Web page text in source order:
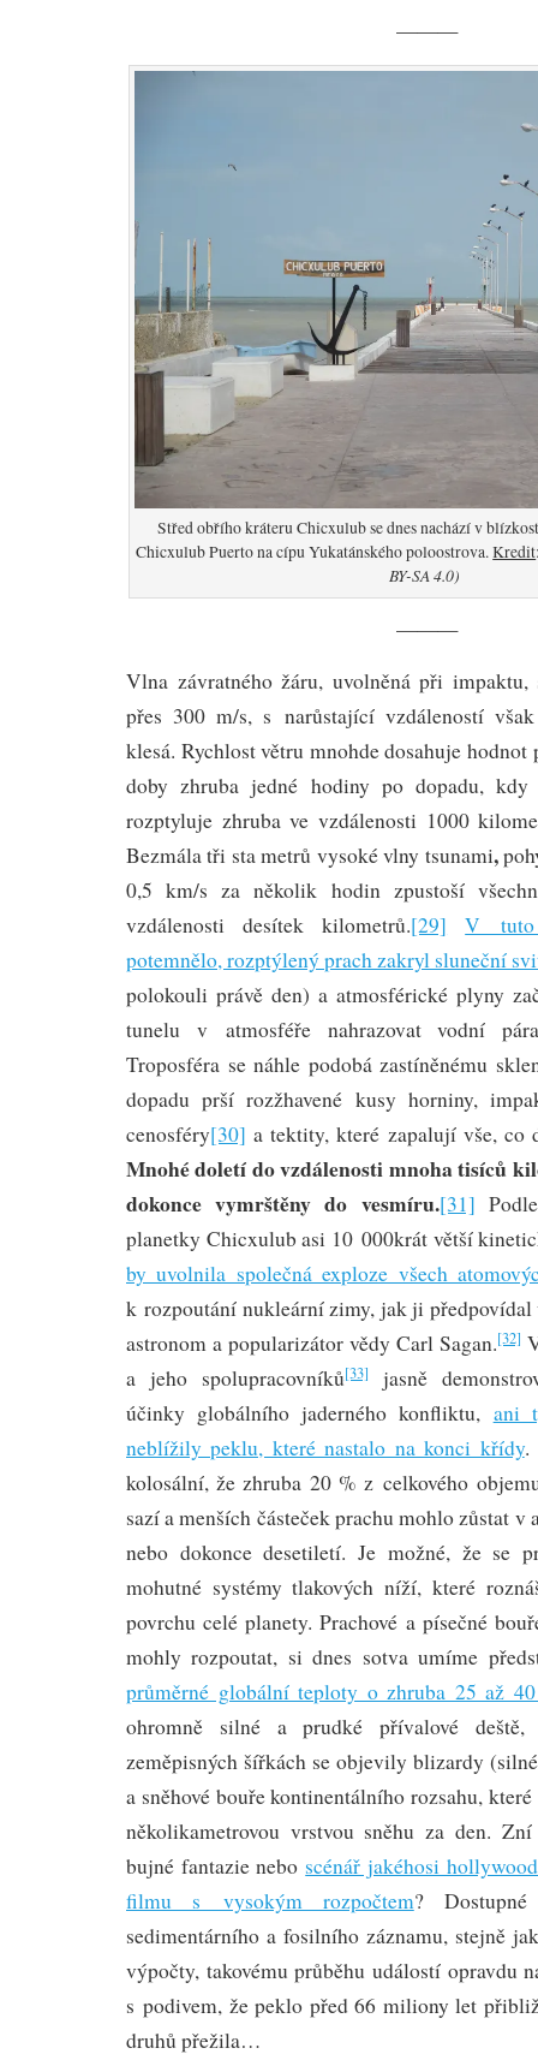
———
Střed obřího kráteru Chicxulub se dnes nachází v
Chicxulub Puerto na cípu Yukatánského poloostrova.Kredit
BY-SA 4.0)
———
Vlna závratného žáru, uvolněná při impaktu,
přes 300 m/s, s narůstající vzdáleností
klesá. Rychlost větru mnohde dosahuje hodnot
doby zhruba jedné hodiny po dopadu,
rozptyluje zhruba ve vzdálenosti 1000
Bezmála tři sta metrů vysoké vlny tsunami,
0,5 km/s za několik hodin zpustoší
vzdálenosti desítek kilometrů.[29]
V tuto
potemnělo, rozptýlený prach zakryl sluneční
polokouli právě den) a atmosférické plyny
tunelu v atmosféře nahrazovat vodní
Troposféra se náhle podobá zastíněnému
dopadu prší rozžhavené kusy horniny,
cenosféry[30] a tektity, které zapalují vše, co
Mnohé doletí do vzdálenosti mnoha tisíců
dokonce vymrštěny do vesmíru.[31]
planetky Chicxulub asi 10 000krát větší
by uvolnila společná exploze všech
k rozpoutání nukleární zimy, jak ji
astronom a popularizátor vědy Carl Sagan.[32]
a jeho spolupracovníků[33]
jasně
účinky globálního jaderného konfliktu, ani
neblížily peklu, které nastalo na konci křídy.
kolosální, že zhruba 20 % z celkového
sazí a menších částeček prachu mohlo zůstat v
nebo dokonce desetiletí. Je možné, že se
mohutné systémy tlakových níží, které
povrchu celé planety. Prachové a písečné
mohly rozpoutat, si dnes sotva umíme
průměrné globální teploty o zhruba 25 až
ohromně silné a prudké přívalové
zeměpisných šířkách se objevily blizardy
a sněhové bouře kontinentálního rozsahu,
několikametrovou vrstvou sněhu za den.
bujné fantazie nebo scénář jakéhosi
filmu s vysokým rozpočtem?
sedimentárního a fosilního záznamu, stejně
výpočty, takovému průběhu událostí opravdu
s podivem, že peklo před 66 miliony let
druhů přežila…